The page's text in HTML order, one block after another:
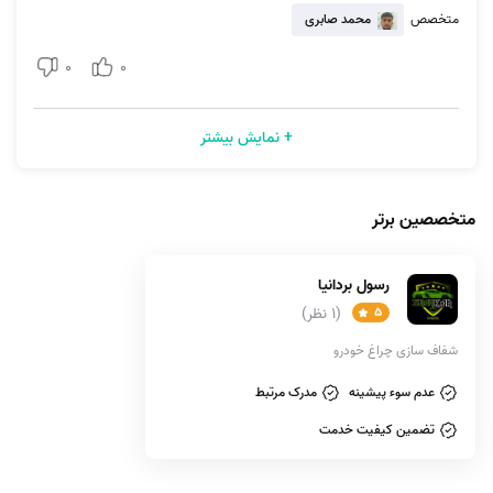
به‌طور قطعی مشخص کرد. عوامل متعددی وجود دارند که در کاهش یا افزایش
قیمت تاثیرگذار هستند که مهم‌ترین آن‌ها عبارتند از
میزان مات‌شدگی طلق چراغ‌ها را نمی‌توان با میزان کارکرد خودرو در نظر گرفت؛
برمبنای آن دستمزد و قیمت شفاف سازی چراغ خودروی شما را در نظر خواهد
2. میزان خط و خش و عمق آن‌ها
با توجه به حجم خراش‌های ایجادشده و میزان عمق آن‌ها قیمت شفاف سازی
چراغ خودرو محاسبه می‌شود. برای از بین بردن خراش‌های روی طلق و صاف
کردن سطح آن، لازم است که ورقه سنباده مناسبی انتخاب شود و مدت زمانی
متخصص محمد صابری
0
0
+ نمایش بیشتر
متخصصین برتر
رسول بردانیا
5 (1 نظر)
شفاف سازی چراغ خودرو
عدم سوء پیشینه
مدرک مرتبط
تضمین کیفیت خدمت